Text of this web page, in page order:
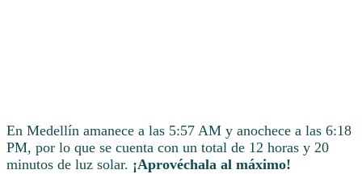
En Medellín amanece a las 5:57 AM y anochece a las 6:18
PM, por lo que se cuenta con un total de 12 horas y 20
minutos de luz solar. ¡Aprovéchala al máximo!